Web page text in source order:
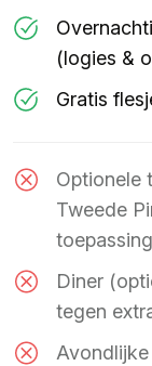
(logies &
Gratis
Optionele
Tweede
Diner
tegen